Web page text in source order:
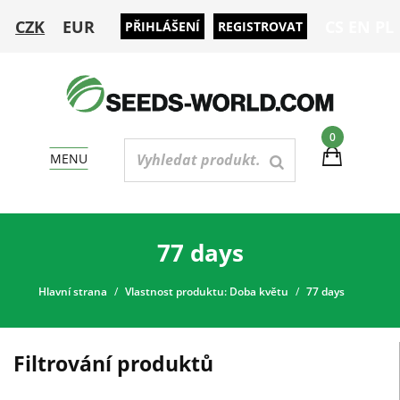
CZK EUR PŘIHLÁŠENÍ REGISTROVAT
0
MENU
77 days
Hlavní strana Vlastnost produktu: Doba květu 77 days
Filtrování produktů